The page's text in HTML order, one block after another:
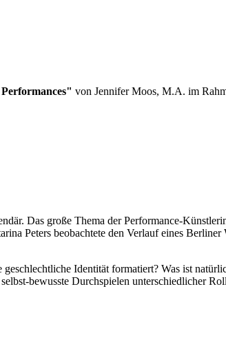
von Jennifer Moos, M.A. im
Das große Thema der Performance-
Peters beobachtete den Verlauf eines
Identität formatiert? Was ist
bewusste Durchspielen unterschiedlicher